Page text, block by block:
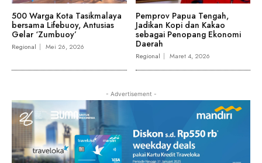
500 Warga Kota Tasikmalaya
bersama Lifebuoy, Antusias
Gelar ‘Zumbuoy’
Regional Mei 26, 2026
Pemprov Papua Tengah,
Jadikan Kopi dan Kakao
sebagai Penopang Ekonomi
Daerah
Regional Maret 4, 2026
- Advertisement -